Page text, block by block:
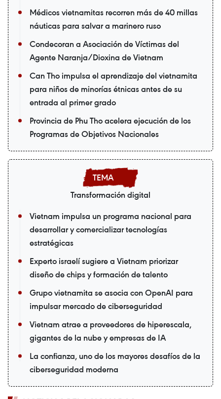
Médicos vietnamitas recorren más de 40 millas
náuticas para salvar a marinero ruso
Condecoran a Asociación de Víctimas del
Agente Naranja/Dioxina de Vietnam
Can Tho impulsa el aprendizaje del vietnamita
para niños de minorías étnicas antes de su
entrada al primer grado
Provincia de Phu Tho acelera ejecución de los
Programas de Objetivos Nacionales
Transformación digital
Vietnam impulsa un programa nacional para
desarrollar y comercializar tecnologías
estratégicas
Experto israelí sugiere a Vietnam priorizar
diseño de chips y formación de talento
Grupo vietnamita se asocia con OpenAI para
impulsar mercado de ciberseguridad
Vietnam atrae a proveedores de hiperescala,
gigantes de la nube y empresas de IA
La confianza, uno de los mayores desafíos de la
ciberseguridad moderna